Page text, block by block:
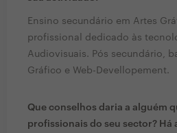
Ensino secundário em Artes
profissional dedicado às
Audiovisuais. Pós secundário,
Gráfico e Web-Devellopement.
Que conselhos daria a alguém
profissionais do seu sector? Há